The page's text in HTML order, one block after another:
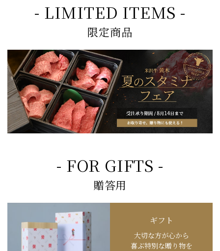
- LIMITED ITEMS -
限定商品
- FOR GIFTS -
贈答用
ギフト
大切な方が心から
喜ぶ特別な贈り物を